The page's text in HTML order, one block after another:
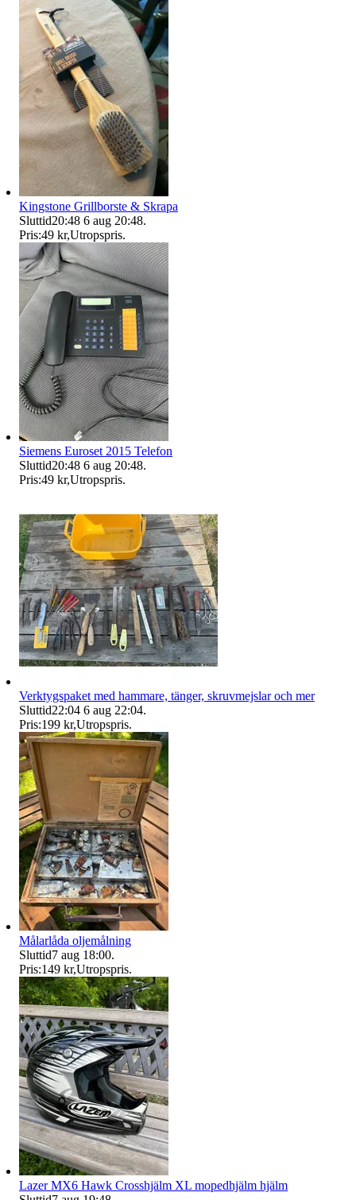
Kingstone Grillborste & Skrapa
Sluttid20:48 6 aug 20:48.
Pris:49 kr,Utropspris.
Siemens Euroset 2015 Telefon
Sluttid20:48 6 aug 20:48.
Pris:49 kr,Utropspris.
Verktygspaket med hammare, tänger, skruvmejslar och mer
Sluttid22:04 6 aug 22:04.
Pris:199 kr,Utropspris.
Målarlåda oljemålning
Sluttid7 aug 18:00.
Pris:149 kr,Utropspris.
Lazer MX6 Hawk Crosshjälm XL mopedhjälm hjälm